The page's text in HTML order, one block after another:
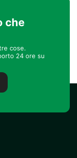
che
cose.
24 ore su